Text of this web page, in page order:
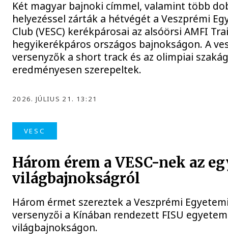
Két magyar bajnoki címmel, valamint több
helyezéssel zárták a hétvégét a Veszprémi
Club (VESC) kerékpárosai az alsóörsi AMFI
hegyikerékpáros országos bajnokságon. A
versenyzők a short track és az olimpiai
eredményesen szerepeltek.
2026. JÚLIUS 21. 13:21
VESC
Három érem a VESC-nek az
világbajnokságról
Három érmet szereztek a Veszprémi
versenyzői a Kínában rendezett FISU
világbajnokságon.